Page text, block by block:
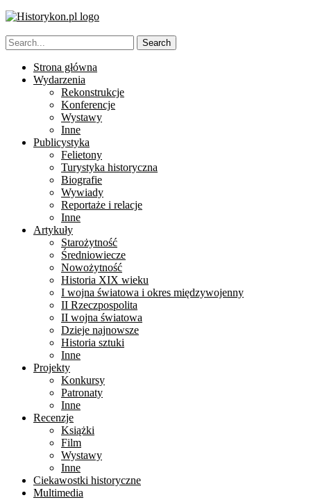
Strona główna
Wydarzenia
Rekonstrukcje
Konferencje
Wystawy
Inne
Publicystyka
Felietony
Turystyka historyczna
Biografie
Wywiady
Reportaże i relacje
Inne
Artykuły
Starożytność
Średniowiecze
Nowożytność
Historia XIX wieku
I wojna światowa i okres międzywojenny
II Rzeczpospolita
II wojna światowa
Dzieje najnowsze
Historia sztuki
Inne
Projekty
Konkursy
Patronaty
Inne
Recenzje
Książki
Film
Wystawy
Inne
Ciekawostki historyczne
Multimedia